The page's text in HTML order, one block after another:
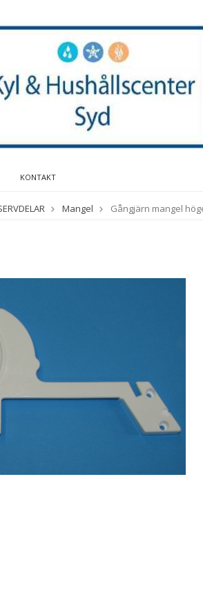
KONTAKT
Mangel Gångjärn mangel